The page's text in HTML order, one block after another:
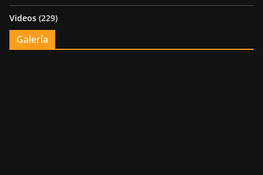
Videos (229)
Galería